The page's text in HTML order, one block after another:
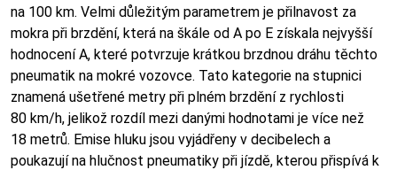
na 100 km. Velmi důležitým parametrem je přilnavost za
mokra při brzdění, která na škále od A po E získala nejvyšší
hodnocení A, které potvrzuje krátkou brzdnou dráhu těchto
pneumatik na mokré vozovce. Tato kategorie na stupnici
znamená ušetřené metry při plném brzdění z rychlosti
80 km/h, jelikož rozdíl mezi danými hodnotami je více než
18 metrů. Emise hluku jsou vyjádřeny v decibelech a
poukazují na hlučnost pneumatiky při jízdě, kterou přispívá k